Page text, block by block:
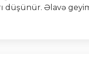
düşünür. Əlavə